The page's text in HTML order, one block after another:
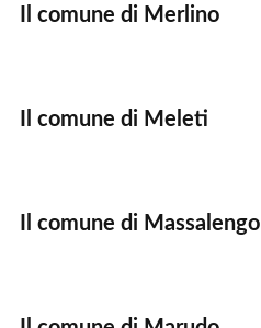
Il comune di Merlino
Il comune di Meleti
Il comune di Massalengo